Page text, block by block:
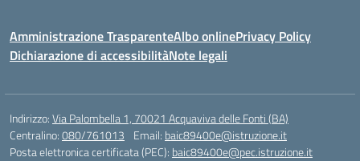
Amministrazione TrasparenteAlbo onlinePrivacy Policy
Dichiarazione di accessibilitàNote legali
Indirizzo:Via Palombella 1, 70021 Acquaviva delle Fonti (BA)
Centralino:080/761013 Email: baic89400e@istruzione.it
Posta elettronica certificata (PEC): baic89400e@pec.istruzione.it